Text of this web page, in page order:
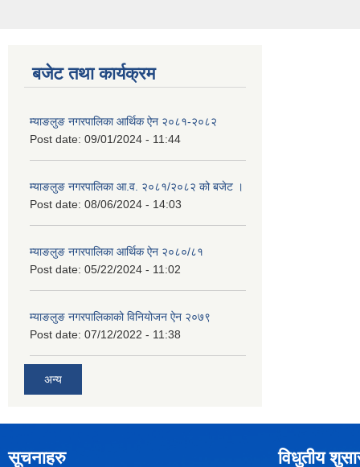
बजेट तथा कार्यक्रम
म्याङलुङ नगरपालिका आर्थिक ऐन २०८१-२०८२
Post date: 09/01/2024 - 11:44
म्याङलुङ नगरपालिका आ.व. २०८१/२०८२ को बजेट ।
Post date: 08/06/2024 - 14:03
म्याङलुङ नगरपालिका आर्थिक ऐन २०८०/८१
Post date: 05/22/2024 - 11:02
म्याङलुङ नगरपालिकाको विनियोजन ऐन २०७९
Post date: 07/12/2022 - 11:38
अन्य
सूचनाहरु विधुतीय